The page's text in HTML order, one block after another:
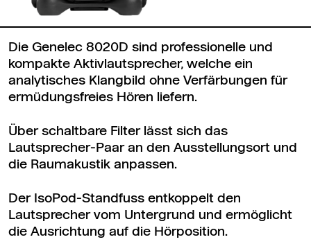
Die Genelec 8020D sind professionelle und
kompakte Aktivlautsprecher, welche ein
analytisches Klangbild ohne Verfärbungen für
ermüdungsfreies Hören liefern.
Über schaltbare Filter lässt sich das
Lautsprecher-Paar an den Ausstellungsort und
die Raumakustik anpassen.
Der IsoPod-Standfuss entkoppelt den
Lautsprecher vom Untergrund und ermöglicht
die Ausrichtung auf die Hörposition.